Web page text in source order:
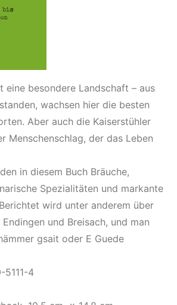
eine besondere Landschaft – aus
wachsen hier die besten
Aber auch die Kaiserstühler
Menschenschlag, der das Leben
in diesem Buch Bräuche,
Spezialitäten und markante
wird unter anderem über
und Breisach, und man
gsait oder E Guede
5111-4